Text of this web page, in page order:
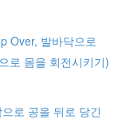
Over, 발바닥으로
로 몸을 회전시키기)
로 공을 뒤로 당긴